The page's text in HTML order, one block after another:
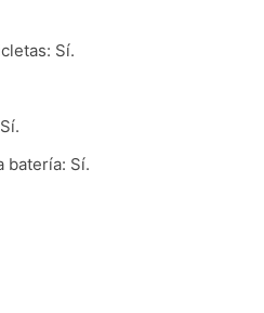
Sí.
batería: Sí.